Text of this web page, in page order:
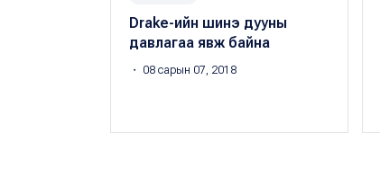
Drake-ийн шинэ дууны
давлагаа явж байна
・ 08 сарын 07, 2018